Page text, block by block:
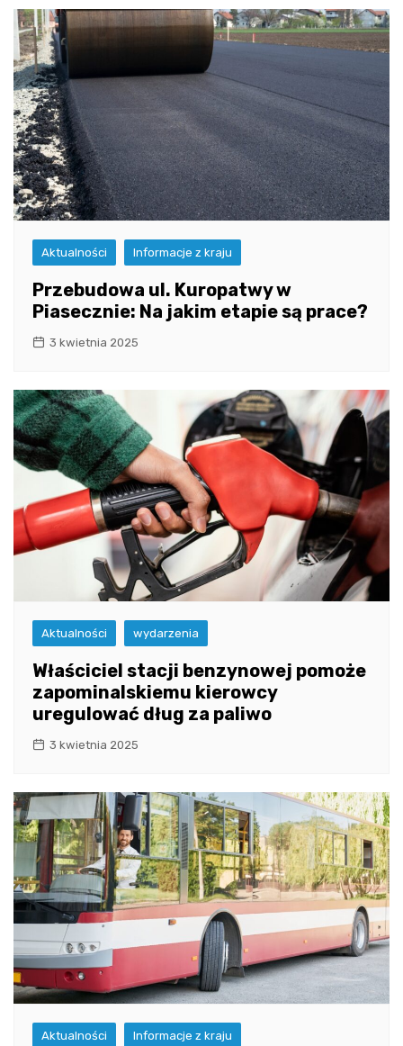
Aktualności Informacje z kraju
Przebudowa ul. Kuropatwy w
Piasecznie: Na jakim etapie są prace?
3 kwietnia 2025
Aktualności wydarzenia
Właściciel stacji benzynowej pomoże
zapominalskiemu kierowcy
uregulować dług za paliwo
3 kwietnia 2025
Aktualności Informacje z kraju